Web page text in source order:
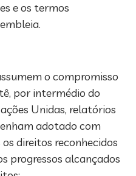
e os termos
o compromisso
por intermédio do
Unidas, relatórios
adotado com
direitos reconhecidos
progressos alcançados